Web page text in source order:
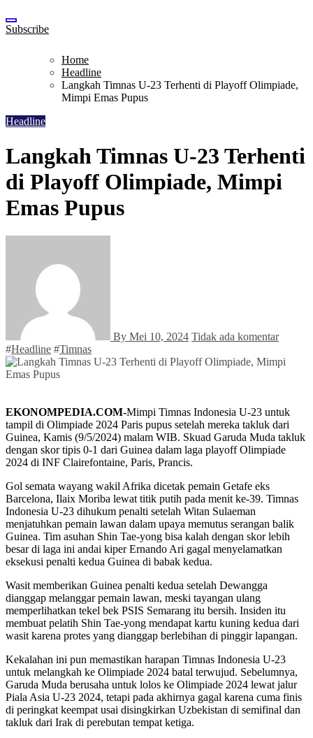
Subscribe
Home
Headline
Langkah Timnas U-23 Terhenti di Playoff Olimpiade,
Mimpi Emas Pupus
Headline
Langkah Timnas U-23 Terhenti
di Playoff Olimpiade, Mimpi
Emas Pupus
By Mei 10, 2024 Tidak ada komentar
#Headline #Timnas
EKONOMPEDIA.COM-Mimpi Timnas Indonesia U-23 untuk
tampil di Olimpiade 2024 Paris pupus setelah mereka takluk dari
Guinea, Kamis (9/5/2024) malam WIB. Skuad Garuda Muda takluk
dengan skor tipis 0-1 dari Guinea dalam laga playoff Olimpiade
2024 di INF Clairefontaine, Paris, Prancis.
Gol semata wayang wakil Afrika dicetak pemain Getafe eks
Barcelona, Ilaix Moriba lewat titik putih pada menit ke-39. Timnas
Indonesia U-23 dihukum penalti setelah Witan Sulaeman
menjatuhkan pemain lawan dalam upaya memutus serangan balik
Guinea. Tim asuhan Shin Tae-yong bisa kalah dengan skor lebih
besar di laga ini andai kiper Ernando Ari gagal menyelamatkan
eksekusi penalti kedua Guinea di babak kedua.
Wasit memberikan Guinea penalti kedua setelah Dewangga
dianggap melanggar pemain lawan, meski tayangan ulang
memperlihatkan tekel bek PSIS Semarang itu bersih. Insiden itu
membuat pelatih Shin Tae-yong mendapat kartu kuning kedua dari
wasit karena protes yang dianggap berlebihan di pinggir lapangan.
Kekalahan ini pun memastikan harapan Timnas Indonesia U-23
untuk melangkah ke Olimpiade 2024 batal terwujud. Sebelumnya,
Garuda Muda berusaha untuk lolos ke Olimpiade 2024 lewat jalur
Piala Asia U-23 2024, tetapi pada akhirnya gagal karena cuma finis
di peringkat keempat usai disingkirkan Uzbekistan di semifinal dan
takluk dari Irak di perebutan tempat ketiga.